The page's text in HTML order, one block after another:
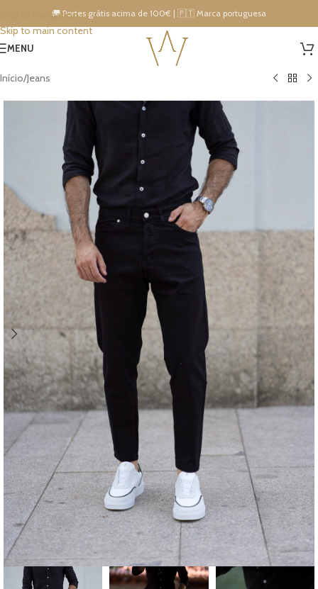
Skip to navigation
Skip to main content
🚚 Portes grátis acima de 100€ | 🇵🇹 Marca portuguesa
MENU
Início/Jeans
15% DESCONTO IMEDIATO NA PRÓXIMA COMPRA!